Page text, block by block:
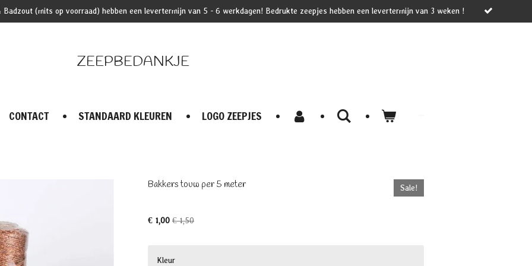
Badzout (mits op voorraad) hebben een levertermijn van 5 - 6 werkdagen! Bedrukte zeepjes hebben een levertermijn van 3 weken !
ZEEPBEDANKJE
CONTACT STANDAARD KLEUREN LOGO ZEEPJES
Bakkers touw per 5 meter Sale!
€ 1,00 € 1,50
Kleur